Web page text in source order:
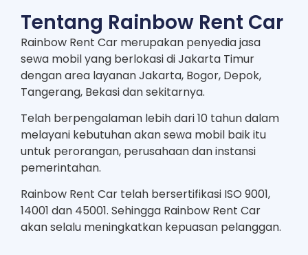
Tentang Rainbow Rent Car
Rainbow Rent Car merupakan penyedia jasa
sewa mobil yang berlokasi di Jakarta Timur
dengan area layanan Jakarta, Bogor, Depok,
Tangerang, Bekasi dan sekitarnya.
Telah berpengalaman lebih dari 10 tahun dalam
melayani kebutuhan akan sewa mobil baik itu
untuk perorangan, perusahaan dan instansi
pemerintahan.
Rainbow Rent Car telah bersertifikasi ISO 9001,
14001 dan 45001. Sehingga Rainbow Rent Car
akan selalu meningkatkan kepuasan pelanggan.